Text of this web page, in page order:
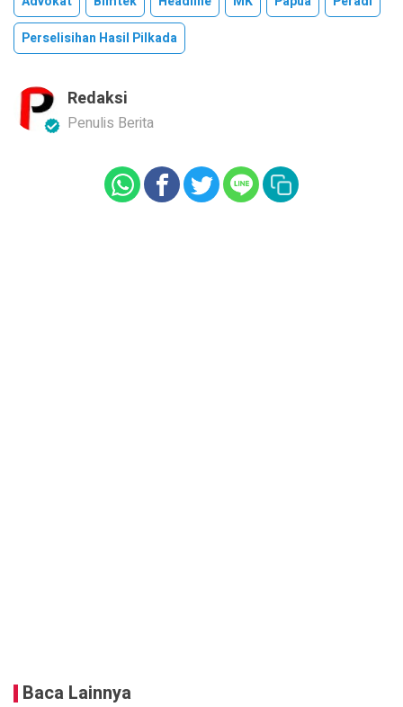
Perselisihan Hasil Pilkada
Redaksi
Penulis Berita
Baca Lainnya